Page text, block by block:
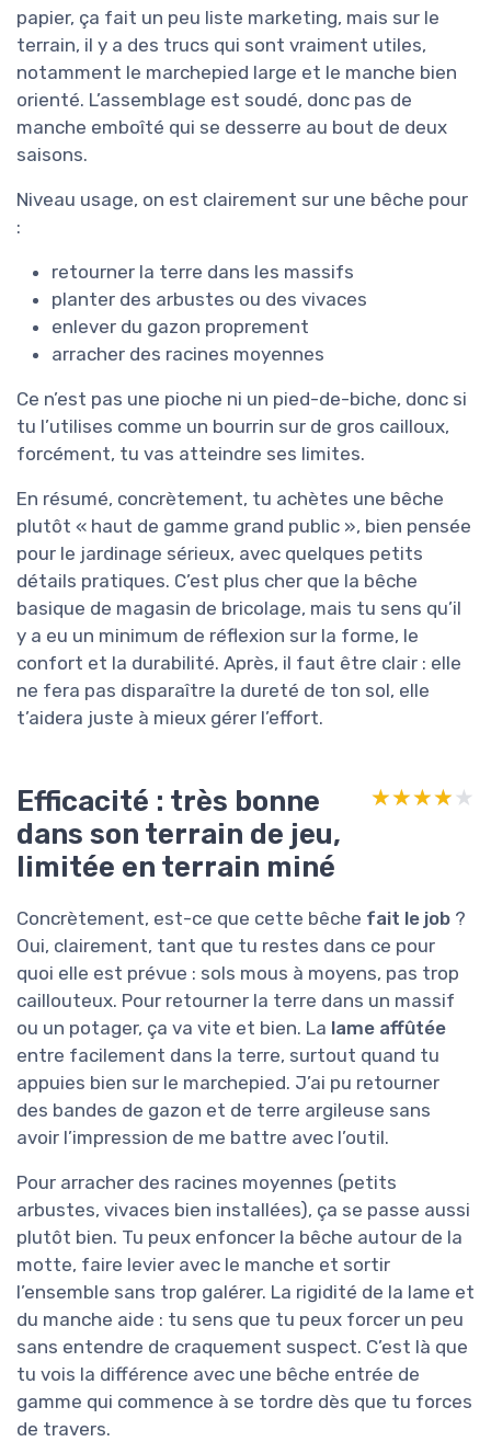
papier, ça fait un peu liste marketing, mais sur le
terrain, il y a des trucs qui sont vraiment utiles,
notamment le marchepied large et le manche bien
orienté. L’assemblage est soudé, donc pas de
manche emboîté qui se desserre au bout de deux
saisons.
Niveau usage, on est clairement sur une bêche pour
:
retourner la terre dans les massifs
planter des arbustes ou des vivaces
enlever du gazon proprement
arracher des racines moyennes
Ce n’est pas une pioche ni un pied-de-biche, donc si
tu l’utilises comme un bourrin sur de gros cailloux,
forcément, tu vas atteindre ses limites.
En résumé, concrètement, tu achètes une bêche
plutôt « haut de gamme grand public », bien pensée
pour le jardinage sérieux, avec quelques petits
détails pratiques. C’est plus cher que la bêche
basique de magasin de bricolage, mais tu sens qu’il
y a eu un minimum de réflexion sur la forme, le
confort et la durabilité. Après, il faut être clair : elle
ne fera pas disparaître la dureté de ton sol, elle
t’aidera juste à mieux gérer l’effort.
Efficacité : très bonne
dans son terrain de jeu,
limitée en terrain miné
★★★★★
★★★★★
Concrètement, est-ce que cette bêche fait le job ?
Oui, clairement, tant que tu restes dans ce pour
quoi elle est prévue : sols mous à moyens, pas trop
caillouteux. Pour retourner la terre dans un massif
ou un potager, ça va vite et bien. La lame affûtée
entre facilement dans la terre, surtout quand tu
appuies bien sur le marchepied. J’ai pu retourner
des bandes de gazon et de terre argileuse sans
avoir l’impression de me battre avec l’outil.
Pour arracher des racines moyennes (petits
arbustes, vivaces bien installées), ça se passe aussi
plutôt bien. Tu peux enfoncer la bêche autour de la
motte, faire levier avec le manche et sortir
l’ensemble sans trop galérer. La rigidité de la lame et
du manche aide : tu sens que tu peux forcer un peu
sans entendre de craquement suspect. C’est là que
tu vois la différence avec une bêche entrée de
gamme qui commence à se tordre dès que tu forces
de travers.